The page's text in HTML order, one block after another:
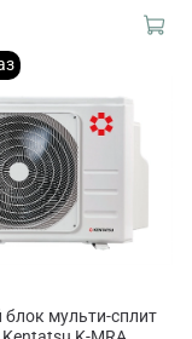
мульти-сплит